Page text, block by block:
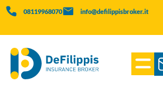
08119968070 info@defilippisbroker.it